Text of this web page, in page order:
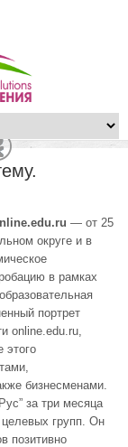
— от 25
округе и в
в рамках
портрет
online.edu.ru,
этого
бизнесменами.
за три месяца
целевых групп. Он
позитивно